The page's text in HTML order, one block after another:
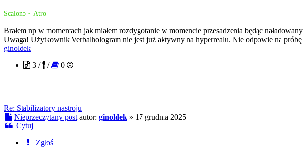
Scalono ~ Atro
Brałem np w momentach jak miałem rozdygotanie w momencie przesadzenia będąc
Uwaga! Użytkownik Verbalhologram nie jest już aktywny na hyperrealu. Nie odpowie na
ginoldek
3 /
/ 0
Re: Stabilizatory nastroju
Nieprzeczytany post autor: ginoldek» 17 grudnia 2025
Cytuj
Zgłoś